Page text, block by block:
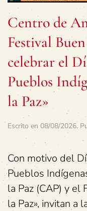
Centro de
Festival
celebrar el
Pueblos
la Paz»
Escrito en 08/08/2026.
Con motivo del
Pueblos
la Paz (CAP) y el
la Paz», invitan a